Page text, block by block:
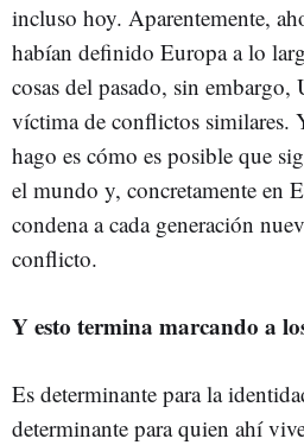
incluso hoy. Aparentemente,
habían definido Europa a lo
cosas del pasado, sin embargo,
víctima de conflictos similares.
hago es cómo es posible que
el mundo y, concretamente en
condena a cada generación
conflicto.
Y esto termina marcando a
Es determinante para la
determinante para quien ahí